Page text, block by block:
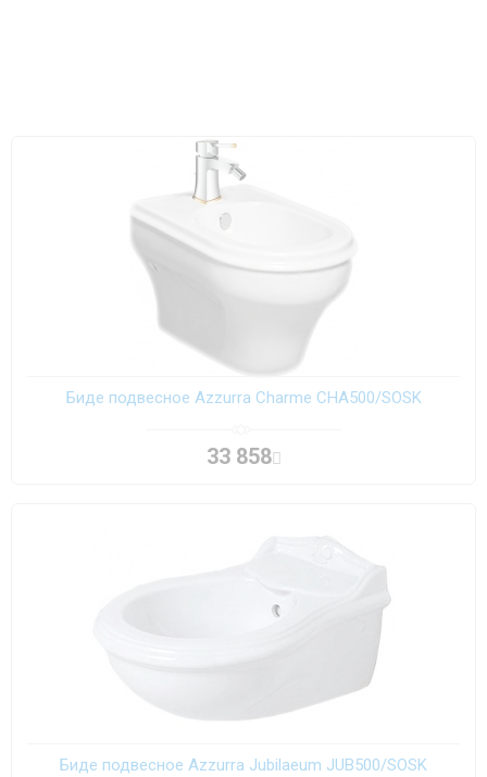
Биде подвесное Azzurra Charme CHA500/SOSK
33 858
Биде подвесное Azzurra Jubilaeum JUB500/SOSK